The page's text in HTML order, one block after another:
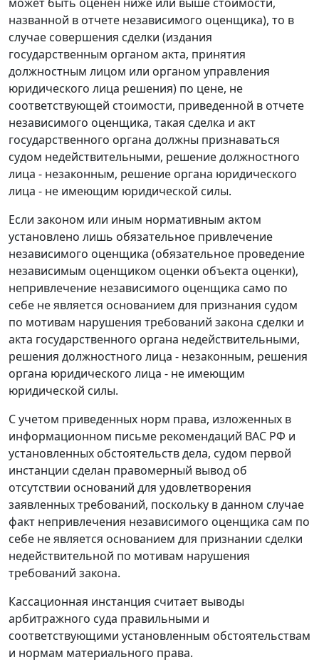
названной в отчете независимого оценщика), то в
случае совершения сделки (издания
государственным органом акта, принятия
должностным лицом или органом управления
юридического лица решения) по цене, не
соответствующей стоимости, приведенной в отчете
независимого оценщика, такая сделка и акт
государственного органа должны признаваться
судом недействительными, решение должностного
лица - незаконным, решение органа юридического
лица - не имеющим юридической силы.
Если законом или иным нормативным актом
установлено лишь обязательное привлечение
независимого оценщика (обязательное проведение
независимым оценщиком оценки объекта оценки),
непривлечение независимого оценщика само по
себе не является основанием для признания судом
по мотивам нарушения требований закона сделки и
акта государственного органа недействительными,
решения должностного лица - незаконным, решения
органа юридического лица - не имеющим
юридической силы.
С учетом приведенных норм права, изложенных в
информационном письме рекомендаций ВАС РФ и
установленных обстоятельств дела, судом первой
инстанции сделан правомерный вывод об
отсутствии оснований для удовлетворения
заявленных требований, поскольку в данном случае
факт непривлечения независимого оценщика сам по
себе не является основанием для признании сделки
недействительной по мотивам нарушения
требований закона.
Кассационная инстанция считает выводы
арбитражного суда правильными и
соответствующими установленным обстоятельствам
и нормам материального права.